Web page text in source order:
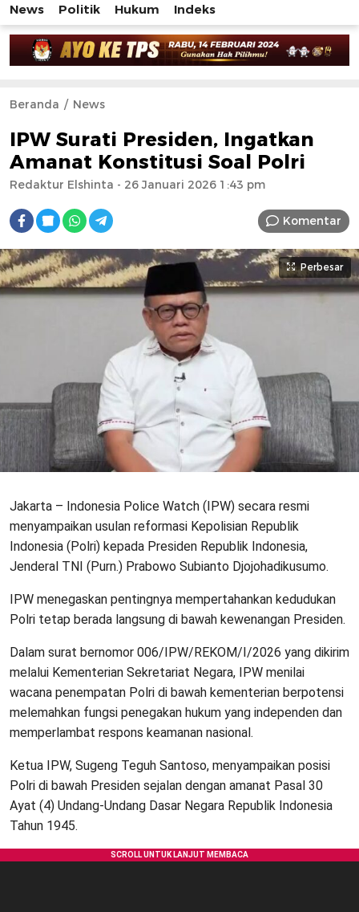
News Politik Hukum Indeks
Beranda News
IPW Surati Presiden, Ingatkan
Amanat Konstitusi Soal Polri
Redaktur Elshinta - 26 Januari 2026 1:43 pm
Komentar
Perbesar
Jakarta – Indonesia Police Watch (IPW) secara resmi
menyampaikan usulan reformasi Kepolisian Republik
Indonesia (Polri) kepada Presiden Republik Indonesia,
Jenderal TNI (Purn.) Prabowo Subianto Djojohadikusumo.
IPW menegaskan pentingnya mempertahankan kedudukan
Polri tetap berada langsung di bawah kewenangan Presiden.
Dalam surat bernomor 006/IPW/REKOM/I/2026 yang dikirim
melalui Kementerian Sekretariat Negara, IPW menilai
wacana penempatan Polri di bawah kementerian berpotensi
melemahkan fungsi penegakan hukum yang independen dan
memperlambat respons keamanan nasional.
Ketua IPW, Sugeng Teguh Santoso, menyampaikan posisi
Polri di bawah Presiden sejalan dengan amanat Pasal 30
Ayat (4) Undang-Undang Dasar Negara Republik Indonesia
Tahun 1945.